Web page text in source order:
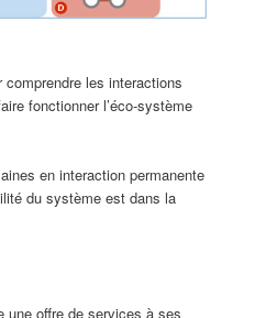
les interactions
fonctionner l’éco-système
en interaction permanente
du système est dans la
une offre de services à ses